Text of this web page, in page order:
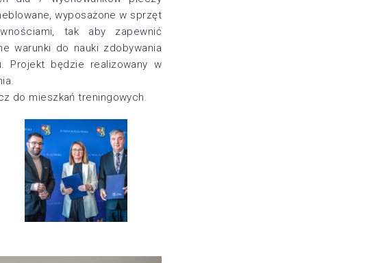
wyposażone w sprzęt
tak aby zapewnić
warunki do nauki zdobywania
Projekt będzie realizowany w
do mieszkań treningowych.